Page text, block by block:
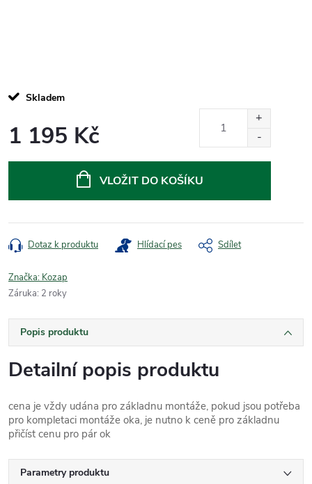
Skladem
1 195 Kč
VLOŽIT DO KOŠÍKU
Dotaz k produktu Hlídací pes Sdílet
Značka: Kozap
Záruka: 2 roky
Popis produktu
Detailní popis produktu
cena je vždy udána pro základnu montáže, pokud jsou potřeba
pro kompletaci montáže oka, je nutno k ceně pro základnu
přičíst cenu pro pár ok
Parametry produktu